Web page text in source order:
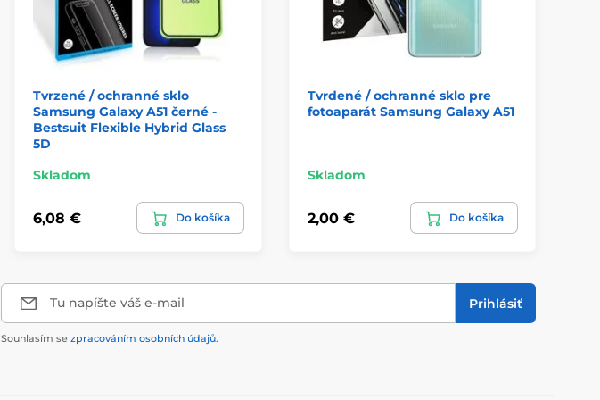
Tvrzené / ochranné sklo
Samsung Galaxy A51 černé -
Bestsuit Flexible Hybrid Glass
5D
Skladom
6,08 € Do košíka
Tvrdené / ochranné sklo pre
fotoaparát Samsung Galaxy A51
Skladom
2,00 € Do košíka
Tu napíšte váš e-mail Prihlásiť
Souhlasím se zpracováním osobních údajů.